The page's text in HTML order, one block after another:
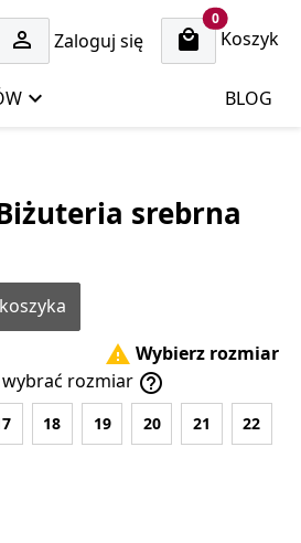
Zaloguj się 
0cart items
Koszyk
BLOG
srebrna
 Wybierz rozmiar
rozmiar 
18 19 20 21 22